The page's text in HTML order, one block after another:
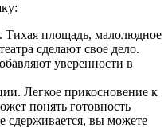
Тихая площадь, малолюдное
сделают свое дело.
уверенности в
Легкое прикосновение к
понять готовность
сдерживается, вы можете